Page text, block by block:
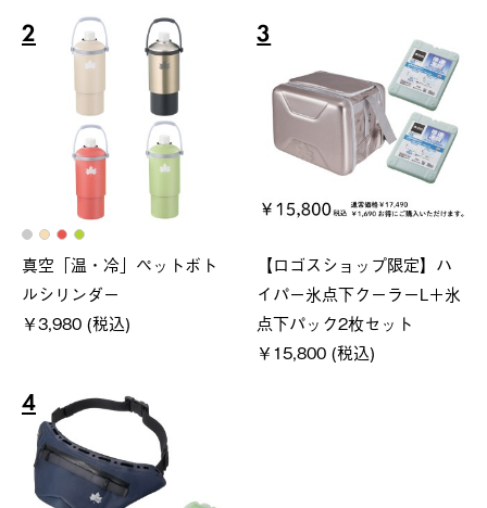
2
真空「温・冷」ペットボト
ルシリンダー
￥3,980 (税込)
3
【ロゴスショップ限定】ハ
イパー氷点下クーラーL＋氷
点下パック2枚セット
￥15,800 (税込)
4